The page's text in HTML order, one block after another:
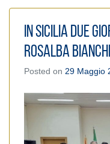
In Sicilia due
Rosalba Bianchi
Posted on 29 Maggio